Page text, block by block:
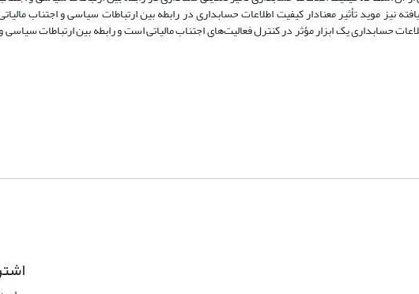
نیز موید تأثیر معنادار کیفیت اطلاعات حسابداری در رابطه بین ارتباطات سیاسی و اجتناب
حسابداری یک ابزار مؤثر در کنترل فعالیت‌های اجتناب مالیاتی است و رابطه بین ارتباطات سیاسی